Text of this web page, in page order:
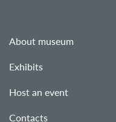
About museum
Exhibits
Host an event
Contacts